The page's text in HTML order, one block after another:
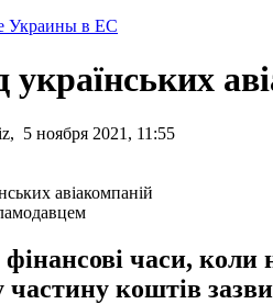
Украины в ЕС
українських
5 ноября 2021, 11:55
часи,
коштів